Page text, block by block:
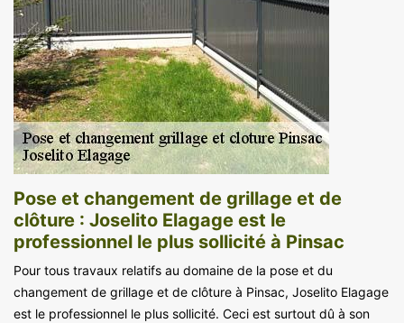
Pose et changement de grillage et de
clôture : Joselito Elagage est le
professionnel le plus sollicité à Pinsac
Pour tous travaux relatifs au domaine de la pose et du
changement de grillage et de clôture à Pinsac, Joselito Elagage
est le professionnel le plus sollicité. Ceci est surtout dû à son